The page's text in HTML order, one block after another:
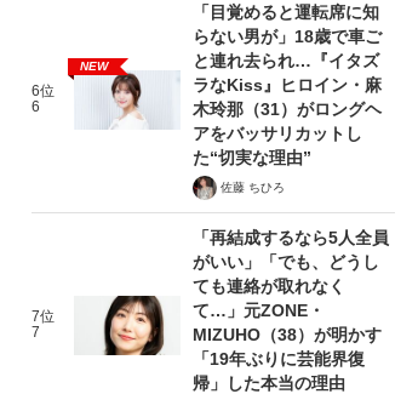
6位
6
NEW
「目覚めると運転席に知
らない男が」18歳で車ご
と連れ去られ…『イタズ
ラなKiss』ヒロイン・麻
木玲那（31）がロングヘ
アをバッサリカットし
た“切実な理由”
佐藤 ちひろ
7位
7
「再結成するなら5人全員
がいい」「でも、どうし
ても連絡が取れなく
て…」元ZONE・
MIZUHO（38）が明かす
「19年ぶりに芸能界復
帰」した本当の理由